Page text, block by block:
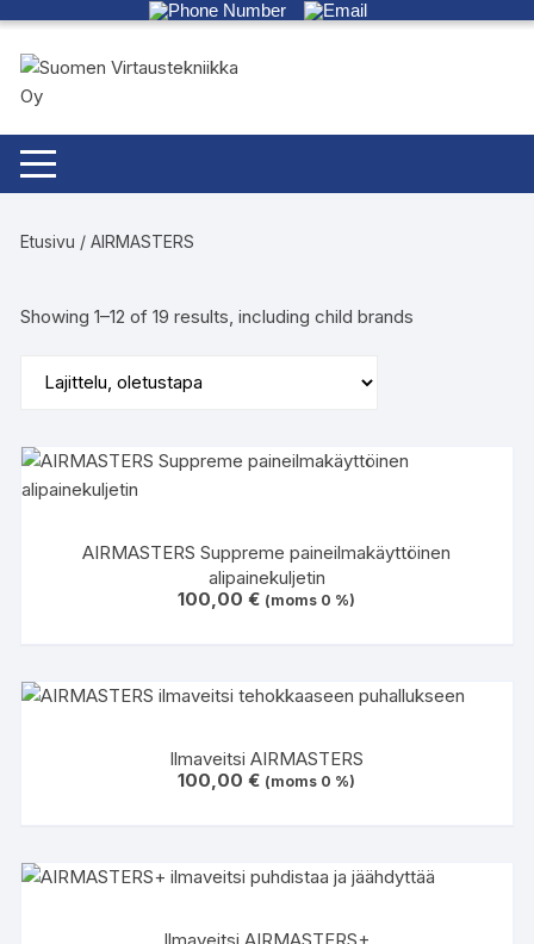
suoraan
sisältöön
Etusivu / AIRMASTERS
Showing 1–12 of 19 results, including child brands
AIRMASTERS Suppreme paineilmakäyttöinen
alipainekuljetin
100,00€ (moms 0 %)
Ilmaveitsi AIRMASTERS
100,00€ (moms 0 %)
Ilmaveitsi AIRMASTERS+